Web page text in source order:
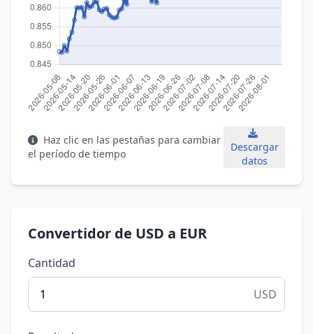
Haz clic en las pestañas para cambiar
el período de tiempo
Descargar
datos
Convertidor de USD a EUR
Cantidad
USD